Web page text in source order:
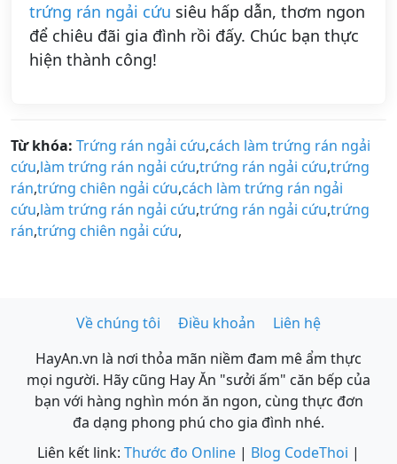
trứng rán ngải cứu siêu hấp dẫn, thơm ngon
để chiêu đãi gia đình rồi đấy. Chúc bạn thực
hiện thành công!
Từ khóa: Trứng rán ngải cứu,cách làm trứng rán ngải
cứu,làm trứng rán ngải cứu,trứng rán ngải cứu,trứng
rán,trứng chiên ngải cứu,cách làm trứng rán ngải
cứu,làm trứng rán ngải cứu,trứng rán ngải cứu,trứng
rán,trứng chiên ngải cứu,
Về chúng tôi Điều khoản
Liên hệ
HayAn.vn là nơi thỏa mãn niềm đam mê ẩm thực
mọi người. Hãy cũng Hay Ăn "sưởi ấm" căn bếp của
bạn với hàng nghìn món ăn ngon, cùng thực đơn
đa dạng phong phú cho gia đình nhé.
Liên kết link: Thước đo Online | Blog CodeThoi |